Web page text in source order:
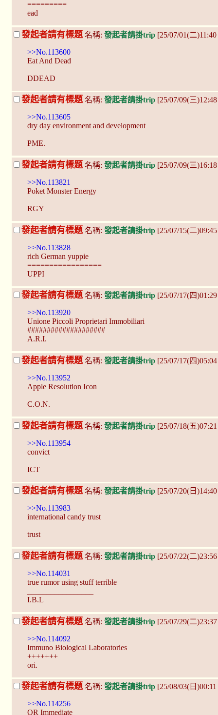
=========
ead
發起者請有標題 名稱: 發起者請掛trip [25/07/01(二
>>No.113600
Eat And Dead
DDEAD
發起者請有標題名稱: 發起者請掛trip [25/07/09(三
>>No.113605
dry day environment and development
PME.
發起者請有標題 名稱: 發起者請掛trip [25/07/09(三
>>No.113821
Poket Monster Energy
RGY
發起者請有標題 名稱: 發起者請掛trip [25/07/15(二
>>No.113828
rich German yuppie
=================
UPPI
發起者請有標題名稱: 發起者請掛trip [25/07/17(四
>>No.113920
Unione Piccoli Proprietari Immobiliari
####################
A.R.I.
發起者請有標題 名稱: 發起者請掛trip [25/07/17(四
>>No.113952
Apple Resolution Icon
C.O.N.
發起者請有標題 名稱: 發起者請掛trip [25/07/18(五
>>No.113954
convict
ICT
發起者請有標題名稱: 發起者請掛trip [25/07/20(日
>>No.113983
international candy trust
trust
發起者請有標題 名稱: 發起者請掛trip [25/07/22(二
>>No.114031
true rumor using stuff terrible
I.B.L
發起者請有標題 名稱: 發起者請掛trip [25/07/29(二
>>No.114092
Immuno Biological Laboratories
+++++++
ori.
發起者請有標題名稱: 發起者請掛trip [25/08/03(日
>>No.114256
OR Immediate